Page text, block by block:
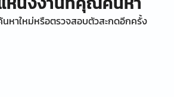
หาใหม่หรือตรวจสอบตัวสะกดอีกครั้ง